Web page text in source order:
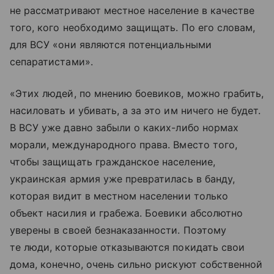
не рассматривают местное население в качестве
того, кого необходимо защищать. По его словам,
для ВСУ «они являются потенциальными
сепаратистами».
«Этих людей, по мнению боевиков, можно грабить,
насиловать и убивать, а за это им ничего не будет.
В ВСУ уже давно забыли о каких-либо нормах
морали, международного права. Вместо того,
чтобы защищать гражданское население,
украинская армия уже превратилась в банду,
которая видит в местном населении только
объект насилия и грабежа. Боевики абсолютно
уверены в своей безнаказанности. Поэтому
те люди, которые отказываются покидать свои
дома, конечно, очень сильно рискуют собственной